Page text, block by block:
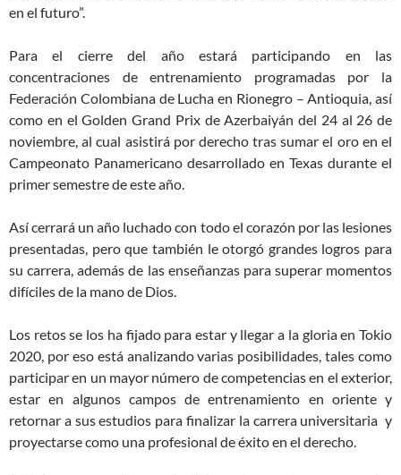
en el futuro”.
Para el cierre del año estará participando en las
concentraciones de entrenamiento programadas por la
Federación Colombiana de Lucha en Rionegro – Antioquia, así
como en el Golden Grand Prix de Azerbaiyán del 24 al 26 de
noviembre, al cual asistirá por derecho tras sumar el oro en el
Campeonato Panamericano desarrollado en Texas durante el
primer semestre de este año.
Así cerrará un año luchado con todo el corazón por las lesiones
presentadas, pero que también le otorgó grandes logros para
su carrera, además de las enseñanzas para superar momentos
difíciles de la mano de Dios.
Los retos se los ha fijado para estar y llegar a la gloria en Tokio
2020, por eso está analizando varias posibilidades, tales como
participar en un mayor número de competencias en el exterior,
estar en algunos campos de entrenamiento en oriente y
retornar a sus estudios para finalizar la carrera universitaria y
proyectarse como una profesional de éxito en el derecho.